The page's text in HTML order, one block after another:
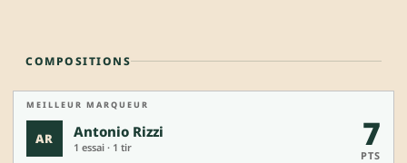
COMPOSITIONS
MEILLEUR MARQUEUR
AR Antonio Rizzi
1 essai · 1 tir 7
PTS